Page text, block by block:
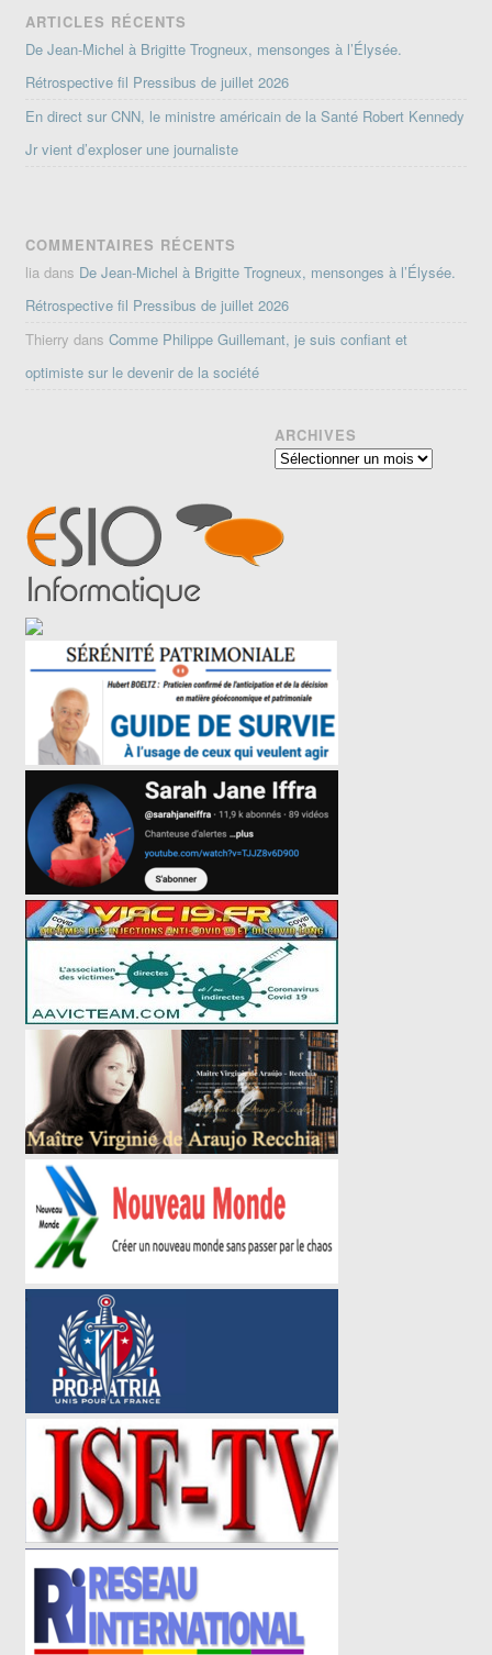
ARTICLES RÉCENTS
De Jean-Michel à Brigitte Trogneux, mensonges à l’Élysée.
Rétrospective fil Pressibus de juillet 2026
En direct sur CNN, le ministre américain de la Santé Robert Kennedy
Jr vient d’exploser une journaliste
COMMENTAIRES RÉCENTS
lia dans De Jean-Michel à Brigitte Trogneux, mensonges à l’Élysée.
Rétrospective fil Pressibus de juillet 2026
Thierry dansComme Philippe Guillemant, je suis confiant et
optimiste sur le devenir de la société
ARCHIVES
Archives